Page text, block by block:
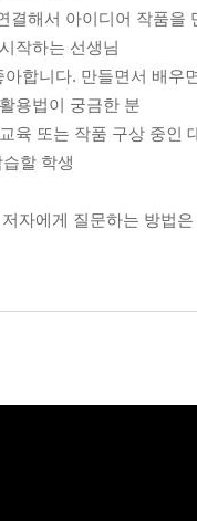
결해서 아이디어 작품을
작하는 선생님
합니다. 만들면서 배우
용법이 궁금한 분
육 또는 작품 구상 중인
할 학생
자에게 질문하는 방법은